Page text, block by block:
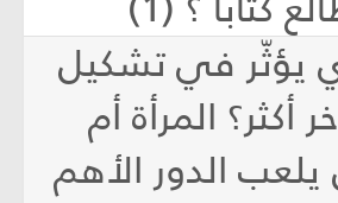
يؤثّر في تشكيل
أكثر؟ المرأة أم
الدور الأهم